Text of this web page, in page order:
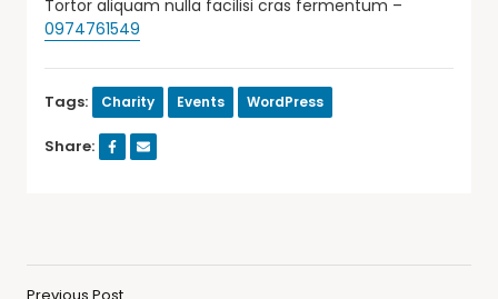
Tortor aliquam nulla facilisi cras fermentum –
0974761549
Tags: Charity Events WordPress
Share: